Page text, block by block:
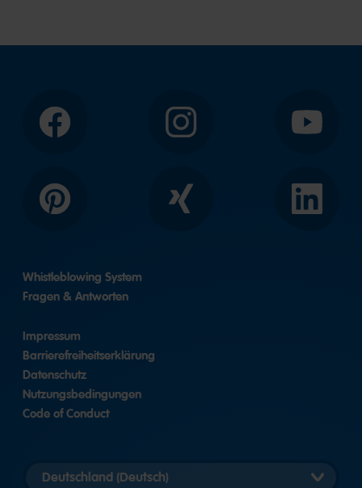
Facebook Instagram YouTube
Pinterest Xing LinkedIn
Whistleblowing System
Fragen & Antworten
Impressum
Barrierefreiheitserklärung
Datenschutz
Nutzungsbedingungen
Code of Conduct
Länderversion